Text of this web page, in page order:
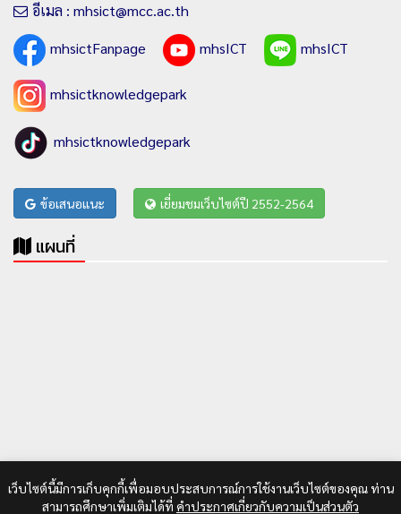
อีเมล : mhsict@mcc.ac.th
mhsictFanpage
mhsICT mhsICT
mhsictknowledgepark
mhsictknowledgepark
ข้อเสนอแนะ เยี่ยมชมเว็บไซต์ปี 2552-2564
แผนที่
เว็บไซต์นี้มีการเก็บคุกกี้เพื่อมอบประสบการณ์การใช้งานเว็บไซต์ของคุณ ท่าน
สามารถศึกษาเพิ่มเติมได้ที่ คำประกาศเกี่ยวกับความเป็นส่วนตัว